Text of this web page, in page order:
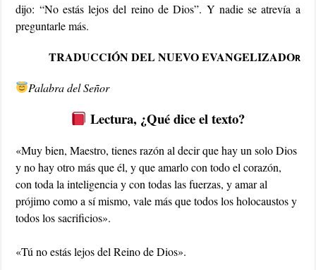
dijo: “No estás lejos del reino de Dios”. Y nadie se atrevía a
preguntarle más.
TRADUCCIÓN DEL NUEVO EVANGELIZADOR
Palabra del Señor
Lectura, ¿Qué dice el texto?
«Muy bien, Maestro, tienes razón al decir que hay un solo Dios
y no hay otro más que él, y que amarlo con todo el corazón,
con toda la inteligencia y con todas las fuerzas, y amar al
prójimo como a sí mismo, vale más que todos los holocaustos y
todos los sacrificios».
«Tú no estás lejos del Reino de Dios».